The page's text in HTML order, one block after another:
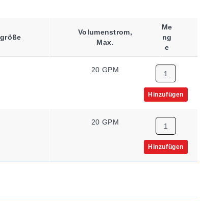
Volumenstrom,
Max.
Me
Ng
E
20 GPM
Hinzufügen
20 GPM
Hinzufügen